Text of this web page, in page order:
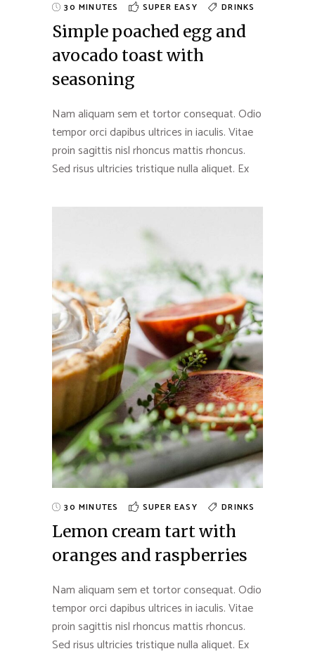
30 MINUTES SUPER EASY DRINKS
Simple poached egg and
avocado toast with
seasoning
Nam aliquam sem et tortor consequat. Odio
tempor orci dapibus ultrices in iaculis. Vitae
proin sagittis nisl rhoncus mattis rhoncus.
Sed risus ultricies tristique nulla aliquet. Ex
30 MINUTES SUPER EASY DRINKS
Lemon cream tart with
oranges and raspberries
Nam aliquam sem et tortor consequat. Odio
tempor orci dapibus ultrices in iaculis. Vitae
proin sagittis nisl rhoncus mattis rhoncus.
Sed risus ultricies tristique nulla aliquet. Ex